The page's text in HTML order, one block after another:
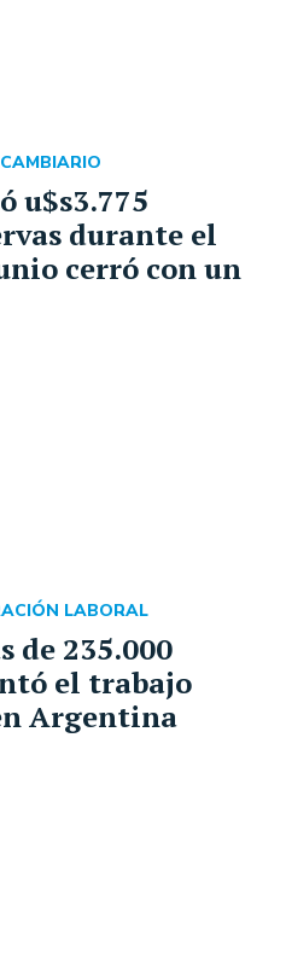
u$s3.775
durante el
cerró con un
de 235.000
el trabajo
Argentina
LABORAL